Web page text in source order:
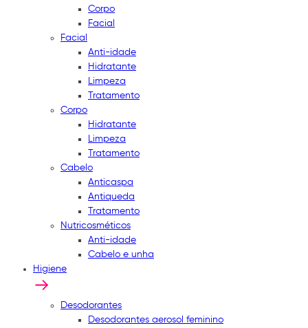
Corpo
Facial
Facial
Anti-idade
Hidratante
Limpeza
Tratamento
Corpo
Hidratante
Limpeza
Tratamento
Cabelo
Anticaspa
Antiqueda
Tratamento
Nutricosméticos
Anti-idade
Cabelo e unha
Higiene
Desodorantes
Desodorantes aerosol feminino